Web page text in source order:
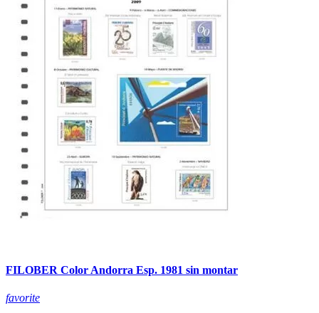
FILOBER Color Andorra Esp. 1981 sin montar
favorite